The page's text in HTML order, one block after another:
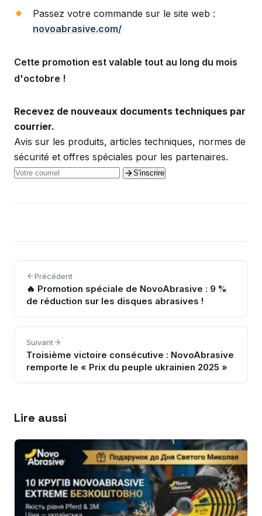
Passez votre commande sur le site web :
novoabrasive.com/
Cette promotion est valable tout au long du mois
d'octobre !
Recevez de nouveaux documents techniques par
courrier.
Avis sur les produits, articles techniques, normes de
sécurité et offres spéciales pour les partenaires.
S'inscrire
Précédent
🔥 Promotion spéciale de NovoAbrasive : 9 %
de réduction sur les disques abrasives !
Suivant
Troisième victoire consécutive : NovoAbrasive
remporte le « Prix du peuple ukrainien 2025 »
Lire aussi